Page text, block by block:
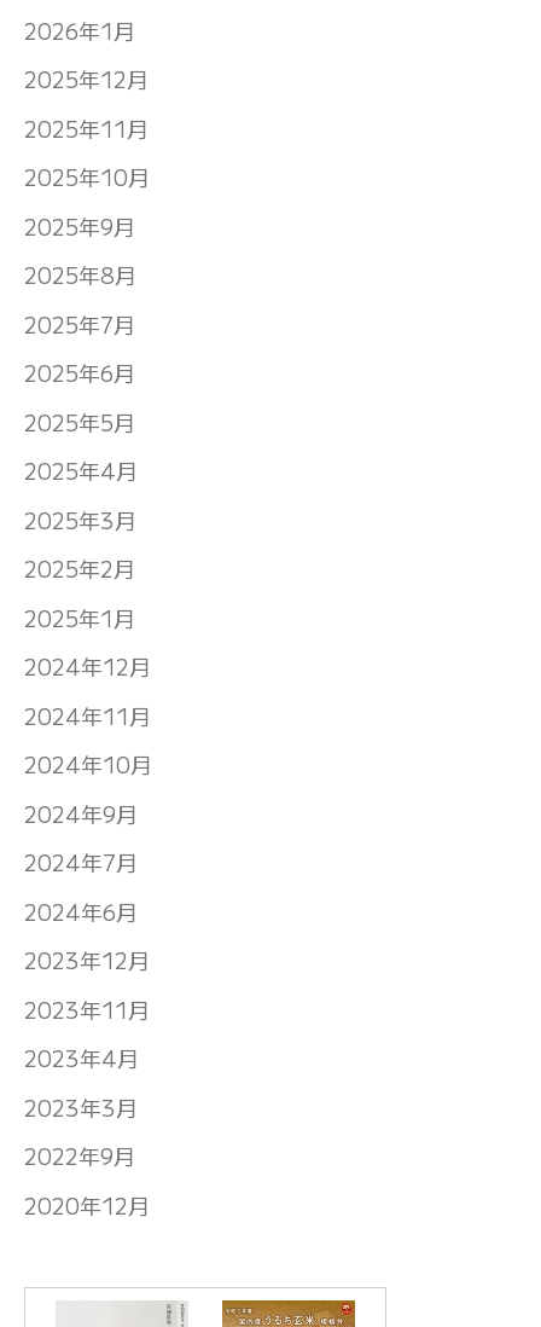
2026年1月
2025年12月
2025年11月
2025年10月
2025年9月
2025年8月
2025年7月
2025年6月
2025年5月
2025年4月
2025年3月
2025年2月
2025年1月
2024年12月
2024年11月
2024年10月
2024年9月
2024年7月
2024年6月
2023年12月
2023年11月
2023年4月
2023年3月
2022年9月
2020年12月